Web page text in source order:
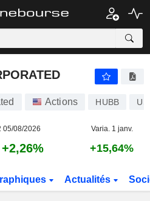
Actions HUBB
05/08/2026 Varia. 1 janv.
+2,26% +15,64%
Actualités